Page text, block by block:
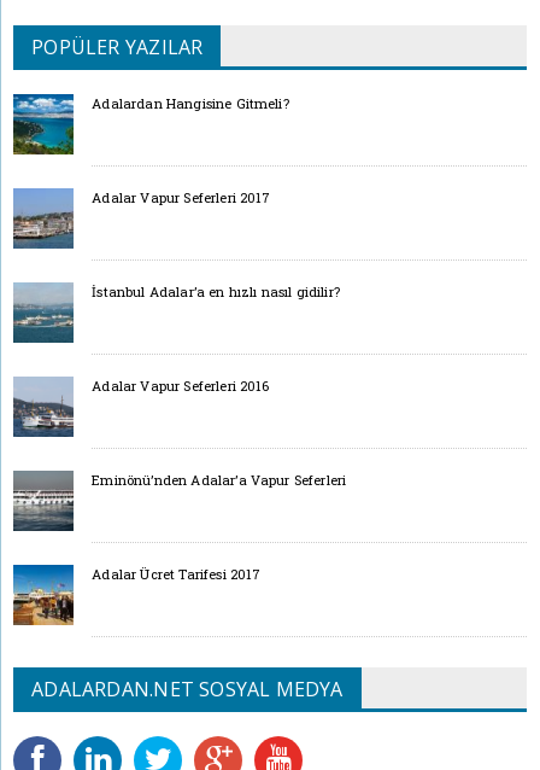
POPÜLER YAZILAR
Adalardan Hangisine Gitmeli?
Adalar Vapur Seferleri 2017
İstanbul Adalar’a en hızlı nasıl gidilir?
Adalar Vapur Seferleri 2016
Eminönü’nden Adalar’a Vapur Seferleri
Adalar Ücret Tarifesi 2017
ADALARDAN.NET SOSYAL MEDYA